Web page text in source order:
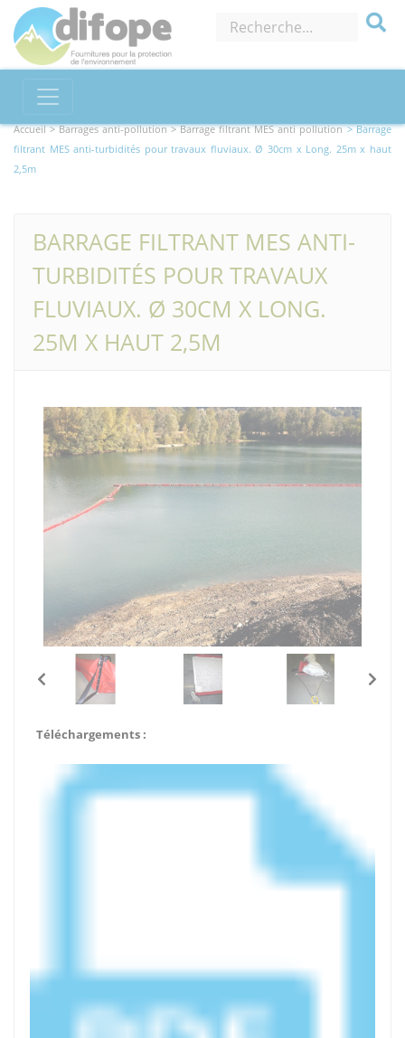
Accueil >Barrages anti-pollution> Barrage filtrant MES anti pollution > Barrage
filtrant MES anti-turbidités pour travaux fluviaux. Ø 30cm x Long. 25m x haut
2,5m
BARRAGE FILTRANT MES ANTI-
TURBIDITÉS POUR TRAVAUX
FLUVIAUX. Ø 30CM X LONG.
25M X HAUT 2,5M
Téléchargements :